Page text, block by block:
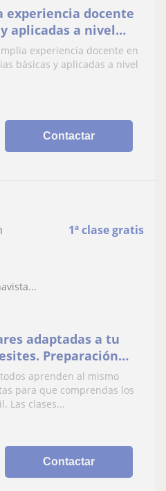
experiencia docente
aplicadas a nivel
secundaria
experiencia docente en
básicas y aplicadas a nivel
Contactar
1ª clase gratis
adaptadas a tu
Preparación
bachillerato, grado
claves,
aprenden al mismo
para que comprendas los
Las clases...
Contactar